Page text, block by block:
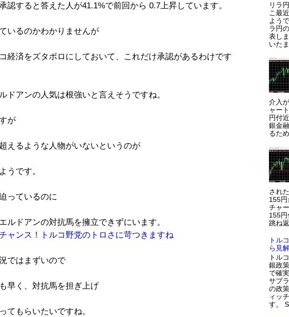
認すると答えた人が41.1%で前回から 0.7上昇しています。
いるのかわかりませんが
経済をズタボロにしておいて、これだけ承認があるわけです
ドアンの人気は根強いと言えそうですね。
が
えるような人物がいないというのが
うです。
っているのに
ルドアンの対抗馬を擁立できずにいます。
ャンス！トルコ野党のトロさに苛つきますね
ではまずいので
早く、対抗馬を担ぎ上げ
てもらいたいですね。
リラ
こ最
よう
ラ円
表し
いた
介入
ャー
円付
銀金
るた
され
155
チャ
155
跳ね
トル
ら見
トル
銀政
で確
サプ
の政
ィッ
す。